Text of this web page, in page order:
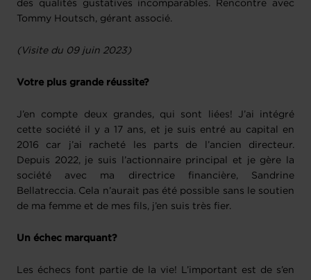
des qualités gustatives incomparables. Rencontre avec
Tommy Houtsch, gérant associé.
(Visite du 09 juin 2023)
Votre plus grande réussite?
J’en compte deux grandes, qui sont liées! J’ai intégré
cette société il y a 17 ans, et je suis entré au capital en
2016 car j’ai racheté les parts de l’ancien directeur.
Depuis 2022, je suis l’actionnaire principal et je gère la
société avec ma directrice financière, Sandrine
Bellatreccia. Cela n’aurait pas été possible sans le soutien
de ma femme et de mes fils, j’en suis très fier.
Un échec marquant?
Les échecs font partie de la vie! L’important est de s’en